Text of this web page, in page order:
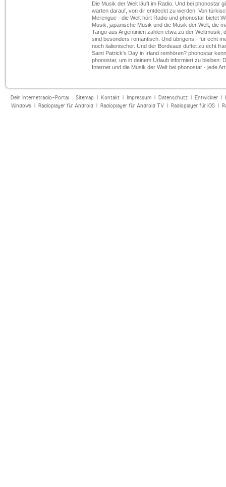
Die Musik der Welt läuft im Radio. Und bei phonostar
warten darauf, von dir entdeckt zu werden. Von
Merengue - die Welt hört Radio und phonostar bietet
Musik, japanische Musik und die Musik der Welt, die
Tango aus Argentinien zählen etwa zu der
sind besonders romantisch. Und übrigens - für echt
noch italienischer. Und der Bordeaux duftet zu echt
Saint Patrick's Day in Irland reinhören? phonostar
phonostar, um in deinem Urlaub informiert zu bleiben:
Internet und die Musik der Welt bei phonostar - jede
Dein Internetradio-Portal : Sitemap| Kontakt| Impressum| Datenschutz| Entwickler|
Windows| Radioplayer für Android| Radioplayer für Android TV| Radioplayer für iOS|